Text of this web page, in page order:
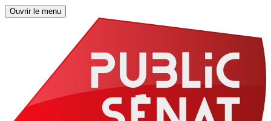
Ouvrir le menu